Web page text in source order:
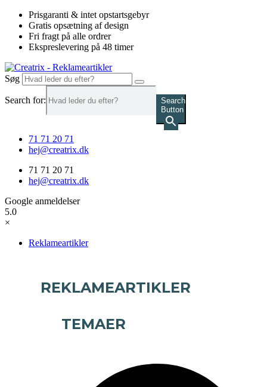
Videre
indhold
Prisgaranti & intet opstartsgebyr
Gratis opsætning af design
Fri fragt på alle ordrer
Ekspreslevering på 48 timer
Søg
Search for:
Search
Button
71 71 20 71
hej@creatrix.dk
71 71 20 71
hej@creatrix.dk
Google anmeldelser
5.0
×
Reklameartikler
REKLAMEARTIKLER
TEMAER